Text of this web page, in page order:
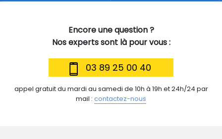
Encore une question ?
Nos experts sont là pour vous :
03 89 25 00 40
appel gratuit du mardi au samedi de 10h à 19h et 24h/24 par
mail : contactez-nous